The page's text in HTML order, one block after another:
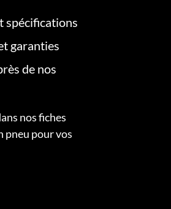
spécifications
garanties
de nos
nos fiches
pneu pour vos